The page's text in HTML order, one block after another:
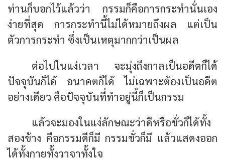
ท่านก็บอกไว้แล้วว่า กรรมก็คือการกระทำนั่นเอง
ง่ายที่สุด การกระทำนี้ไม่ได้หมายถึงผล แต่เป็น
ตัวการกระทำ ซึ่งเป็นเหตุมากกว่าเป็นผล
ต่อไปในแง่เวลา จะมุ่งถึงกาลเป็นอดีตก็ได้
ปัจจุบันก็ได้ อนาคตก็ได้ ไม่เฉพาะต้องเป็นอดีต
อย่างเดียว คือปัจจุบันที่ทำอยู่นี้ก็เป็นกรรม
แล้วจะมองในแง่ลักษณะว่าดีหรือชั่วก็ได้ทั้ง
สองข้าง คือกรรมดีก็มี กรรมชั่วก็มี แล้วแสดงออก
ได้ทั้งกายทั้งวาจาทั้งใจ